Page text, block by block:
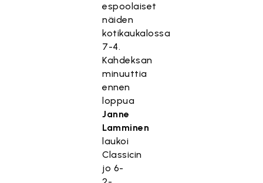
espoolaiset
näiden
kotikaukalossa
7-4.
Kahdeksan
minuuttia
ennen
loppua
Janne
Lamminen
laukoi
Classicin
jo 6-